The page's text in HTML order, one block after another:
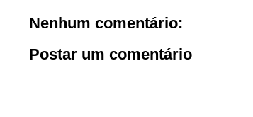
Nenhum comentário:
Postar um comentário